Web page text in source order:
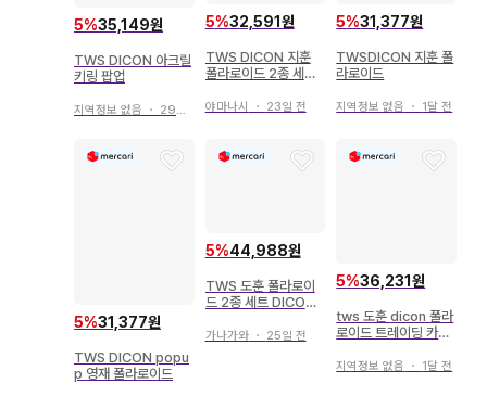
5%35,149원
TWS DICON 아크릴
키링 팝업
지역정보 없음 ・ 29일 전
5%32,591원
TWS DICON 지훈
폴라로이드 2종 세트
야마나시 ・ 23일 전
5%31,377원
TWSDICON 지훈 폴
라로이드
지역정보 없음 ・ 1달 전
5%31,377원
TWS DICON popu
p 영재 폴라로이드
5%44,988원
TWS 도훈 폴라로이
드 2종 세트 DICON
가나가와・ 25일 전
5%36,231원
tws 도훈 dicon 폴라
로이드 트레이딩 카드
지역정보 없음 ・ 1달 전